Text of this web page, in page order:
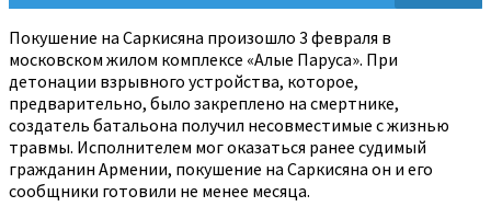
Покушение на Саркисяна произошло 3 февраля в
московском жилом комплексе «Алые Паруса». При
детонации взрывного устройства, которое,
предварительно, было закреплено на смертнике,
создатель батальона получил несовместимые с жизнью
травмы. Исполнителем мог оказаться ранее судимый
гражданин Армении, покушение на Саркисяна он и его
сообщники готовили не менее месяца.